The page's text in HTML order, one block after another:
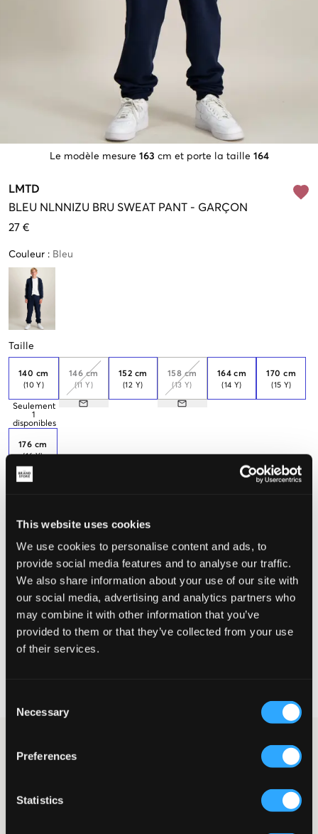
This website uses cookies
We use cookies to personalise content and ads, to
provide social media features and to analyse our traffic.
We also share information about your use of our site with
our social media, advertising and analytics partners who
may combine it with other information that you’ve
provided to them or that they’ve collected from your use
of their services.
Selection
Necessary
Preferences
Statistics
Le modèle mesure 163 cm et porte la taille 164
LMTD
BLEU NLNNIZU BRU SWEAT PANT - GARÇON
27 €
Couleur : Bleu
Taille
140 cm
(10 Y)
Seulement
1
disponibles
146 cm
(11 Y)
152 cm
(12 Y)
158 cm
(13 Y)
164 cm
(14 Y)
170 cm
(15 Y)
176 cm
(16 Y)
Seulement
Taille perçue
Petit Parfait Grande
CHOISIR LA TAILLE
des poches latérales et la taille est dotée d’un élastique et d’un
cordon de serrage. La taille est ajustable à l’intérieur afin
pantalon est à la fois élégant et confortable.